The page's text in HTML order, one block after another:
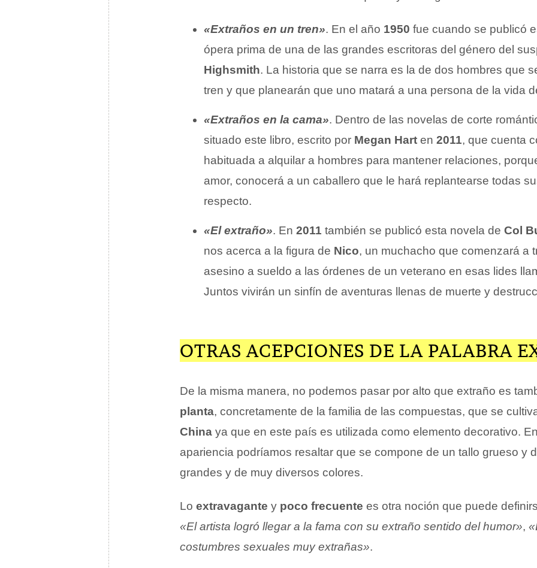
«Extraños en un tren». En el año 1950 fue cuando se publicó
ópera prima de una de las grandes escritoras del género del
Highsmith. La historia que se narra es la de dos hombres que
tren y que planearán que uno matará a una persona de la vida
«Extraños en la cama». Dentro de las novelas de corte
situado este libro, escrito por Megan Hart en 2011, que cuenta
habituada a alquilar a hombres para mantener relaciones,
amor, conocerá a un caballero que le hará replantearse todas
respecto.
«El extraño». En 2011 también se publicó esta novela de Col
nos acerca a la figura de Nico, un muchacho que comenzará a
asesino a sueldo a las órdenes de un veterano en esas lides
Juntos vivirán un sinfín de aventuras llenas de muerte y
OTRAS ACEPCIONES DE LA PALABRA
De la misma manera, no podemos pasar por alto que extraño es
planta, concretamente de la familia de las compuestas, que se
China ya que en este país es utilizada como elemento decorativo.
apariencia podríamos resaltar que se compone de un tallo grueso y
grandes y de muy diversos colores.
Lo extravagante y poco frecuente es otra noción que puede
«El artista logró llegar a la fama con su extraño sentido del humor»,
costumbres sexuales muy extrañas».